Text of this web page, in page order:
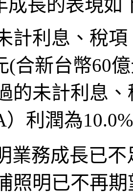
成長的表現如
計利息、稅
(合新台幣60
的未計利息
）利潤為
業務成長已
照明已不再